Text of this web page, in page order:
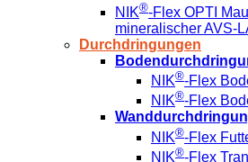
NIK®-Flex OPTI
mineralischer AVS-
Durchdringungen
NIK®-Flex
NIK®-Flex
NIK®-Flex
NIK®-Flex